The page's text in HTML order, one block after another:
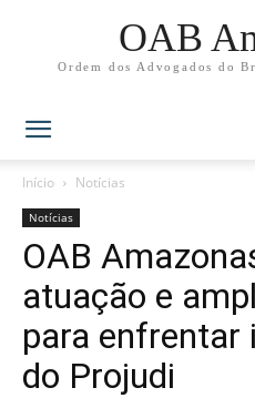
OAB
Ordem dos Advogados do
Início Notícias
Notícias
OAB
atuação e
para enfrentar
do Projudi